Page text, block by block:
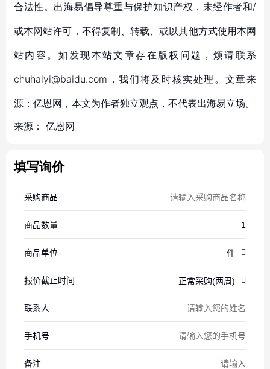
合法性。出海易倡导尊重与保护知识产权，未经作者和/
或本网站许可，不得复制、转载、或以其他方式使用本网
站内容。如发现本站文章存在版权问题，烦请联系
chuhaiyi@baidu.com，我们将及时核实处理。文章来
源：亿恩网，本文为作者独立观点，不代表出海易立场。
来源： 亿恩网
填写询价